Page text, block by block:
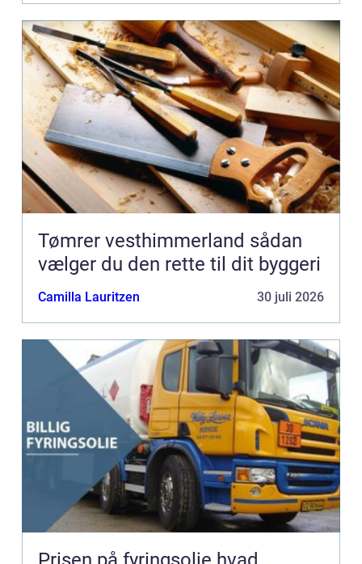
Tømrer vesthimmerland sådan
vælger du den rette til dit byggeri
Camilla Lauritzen 30 juli 2026